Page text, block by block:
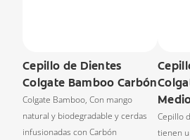
Cepillo de Dientes
Colgate Bamboo Carbón
Colgate Bamboo, Con mango
natural y biodegradable y cerdas
infusionadas con Carbón
Cepillo
tienen